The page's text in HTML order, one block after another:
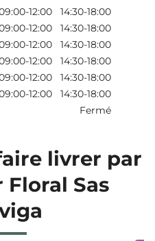
12:00 14:30-18:00
12:00 14:30-18:00
12:00 14:30-18:00
12:00 14:30-18:00
12:00 14:30-18:00
12:00 14:30-18:00
Fermé
livrer par
Floral Sas